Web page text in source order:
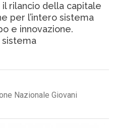
rilancio della capitale
per l’intero sistema
e innovazione.
sistema
Nazionale Giovani